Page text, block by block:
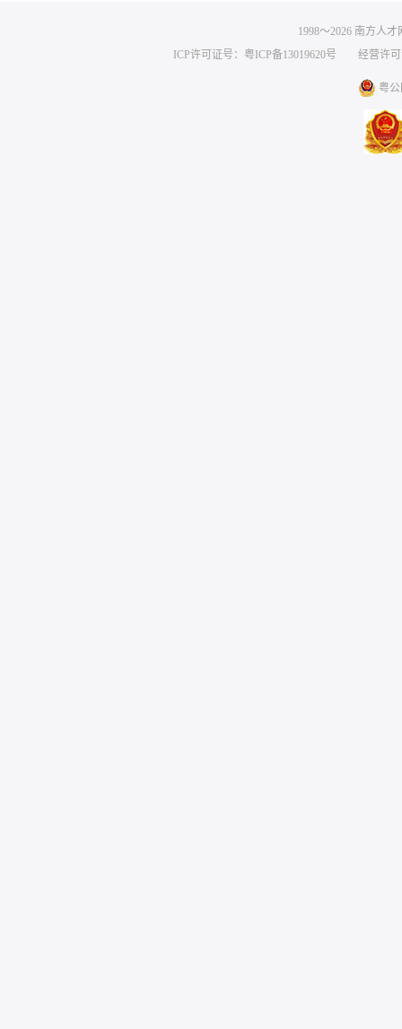
1998～2026 南方人才
ICP许可证号：粤ICP备13019620号 经营许可
粤公